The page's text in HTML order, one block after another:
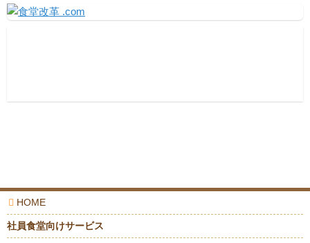
HOME
社員食堂向けサービス